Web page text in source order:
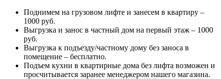
Поднимем на грузовом лифте и занесем в квартиру –
1000 руб.
Выгрузка и занос в частный дом на первый этаж – 1000
руб.
Выгрузка к подъезду/частному дому без заноса в
помещение – бесплатно.
Подъем кухни в квартирные дома без лифта возможен и
просчитывается заранее менеджером нашего магазина.